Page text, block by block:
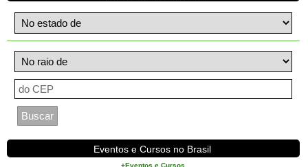
Eventos e Cursos no Brasil
+Eventos e Cursos